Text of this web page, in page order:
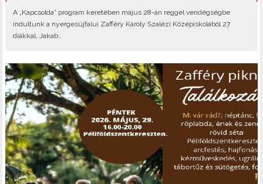
A „Kapcsolda” program keretében május 28-án reggel vendégségbe
indultunk a nyergesújfalui Zafféry Károly Szalézi Középiskolából 27
diákkal, Jakab..